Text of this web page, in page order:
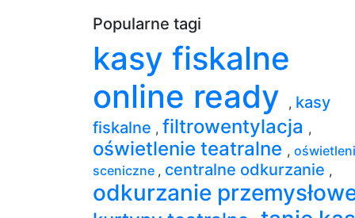
Popularne tagi
kasy fiskalne
online ready
, kasy
fiskalne , filtrowentylacja ,
oświetlenie teatralne ,
sceniczne , centralne odkurzanie ,
odkurzanie